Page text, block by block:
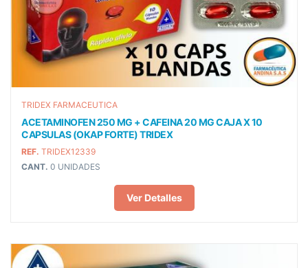
TRIDEX FARMACEUTICA
ACETAMINOFEN 250 MG + CAFEINA 20 MG CAJA X 10
CAPSULAS (OKAP FORTE) TRIDEX
REF. TRIDEX12339
CANT. 0 UNIDADES
Ver Detalles